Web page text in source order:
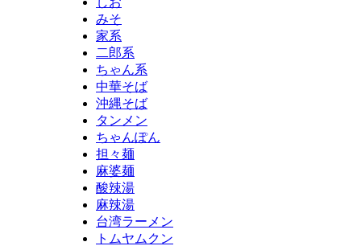
みそ
家系
二郎系
ちゃん系
中華そば
沖縄そば
タンメン
ちゃんぽん
担々麺
麻婆麺
酸辣湯
麻辣湯
台湾ラーメン
トムヤムクン